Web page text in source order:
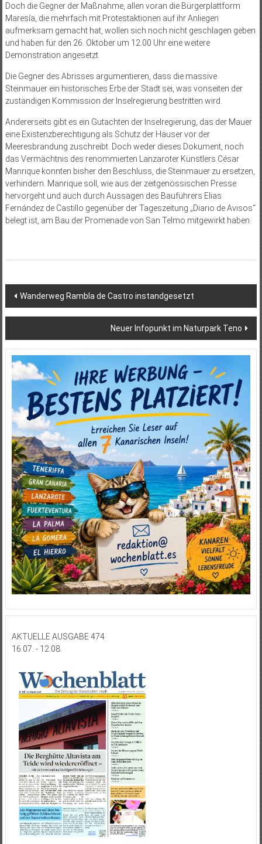
Doch die Gegner der Maßnahme, allen voran die Bürgerplattform
Maresía, die mehrfach mit Protestaktionen auf ihr Anliegen
aufmerksam gemacht hat, wollen sich noch nicht geschlagen geben
und haben für den 26. Oktober um 12.00 Uhr eine weitere
Demonstration angesetzt.
Die Gegner des Abrisses argumentieren, dass die massive
Steinmauer ein historisches Erbe der Stadt sei, was vonseiten der
zuständigen Kommission der Inselregierung bestritten wird.
Andererseits gibt es ein Gutachten der Inselregierung, das der Mauer
eine Existenzberechtigung als Schutz der Häuser vor der
Meeresbrandung zuschreibt. Doch weder dieses Dokument, noch
das Vermächtnis des renommierten Lanzaroter Künstlers César
Manrique konnten bisher den Beschluss, die Steinmauer zu ersetzen,
verhindern. Manrique soll, wie aus der zeitgenössischen Presse
hervorgeht und auch durch Aussagen des Bauführers Elias
Fernández de Castillo gegenüber der Tageszeitung „Diario de Avisos“
belegt ist, am Bau der Promenade von San Telmo mitgewirkt haben.
Beitragsnavigation
Wanderweg Rambla de Castro instandgesetzt
Neuer Infopunkt im Naturpark Teno
AKTUELLE AUSGABE 474
16.07. - 12.08.